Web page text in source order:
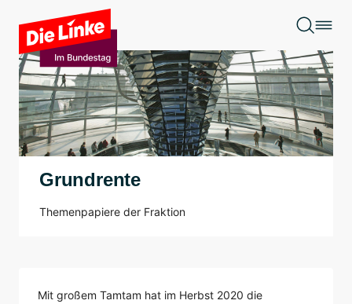
Zum Hauptinhalt springen
Grundrente
Themenpapiere der Fraktion
Mit großem Tamtam hat im Herbst 2020 die